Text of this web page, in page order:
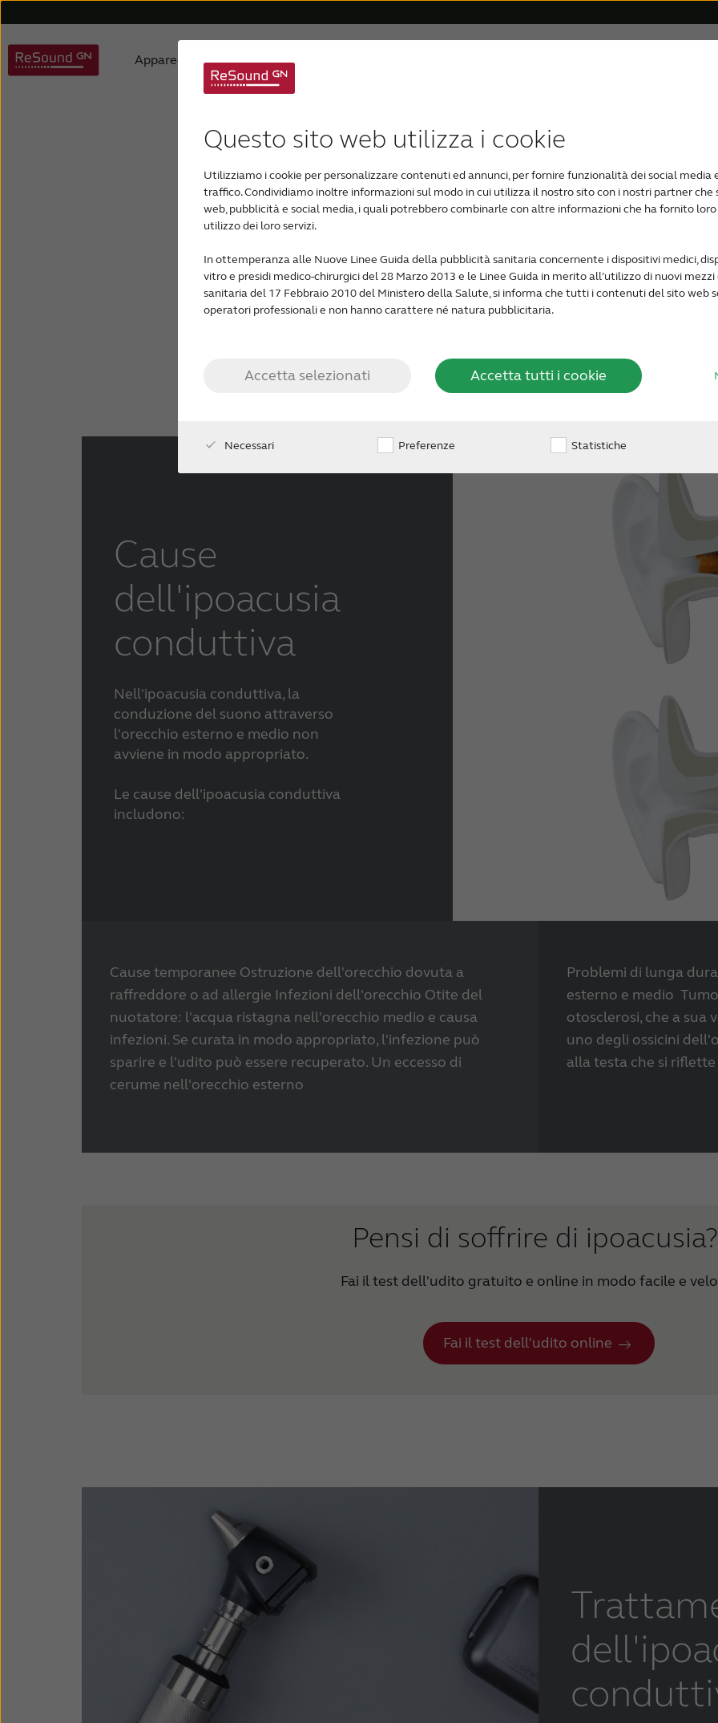
Questo sito web utilizza i cookie
Utilizziamo i cookie per personalizzare contenuti ed annunci, per fornire funzionalità dei social media
traffico. Condividiamo inoltre informazioni sul modo in cui utilizza il nostro sito con i nostri partner che
web, pubblicità e social media, i quali potrebbero combinarle con altre informazioni che ha fornito
utilizzo dei loro servizi.
In ottemperanza alle Nuove Linee Guida della pubblicità sanitaria concernente i dispositivi medici,
vitro e presidi medico-chirurgici del 28 Marzo 2013 e le Linee Guida in merito all’utilizzo di nuovi
sanitaria del 17 Febbraio 2010 del Ministero della Salute, si informa che tutti i contenuti del sito web
operatori professionali e non hanno carattere né natura pubblicitaria.
Accetta selezionati Accetta tutti i cookie
Necessari Preferenze Statistiche
Apparecchi acustici
Apparecchi acustici personalizzati Apparecchi acustici per acufene
Che cos'è
l'ipoacusia
conduttiva?
L'ipoacusia
esterno o medio.
come un accumulo
può essere
Oppure, l'ipoacusia
più gravi, può essere
l'amplificazione
Cause
dell'ipoacusia
conduttiva
Nell'ipoacusia conduttiva, la
conduzione del suono attraverso
l'orecchio esterno e medio non
avviene in modo appropriato.
Le cause dell'ipoacusia conduttiva
includono:
Cause temporanee Ostruzione dell'orecchio dovuta a
raffreddore o ad allergie Infezioni dell'orecchio Otite del
nuotatore: l'acqua ristagna nell'orecchio medio e causa
infezioni. Se curata in modo appropriato, l'infezione può
sparire e l'udito può essere recuperato. Un eccesso di
cerume nell'orecchio esterno
Problemi di lunga
esterno e medio
otosclerosi, che a sua
uno degli ossicini
alla testa che si
Pensi di soffrire di ipoacusia?
Fai il test dell'udito gratuito e online in modo facile e
Fai il test dell'udito online